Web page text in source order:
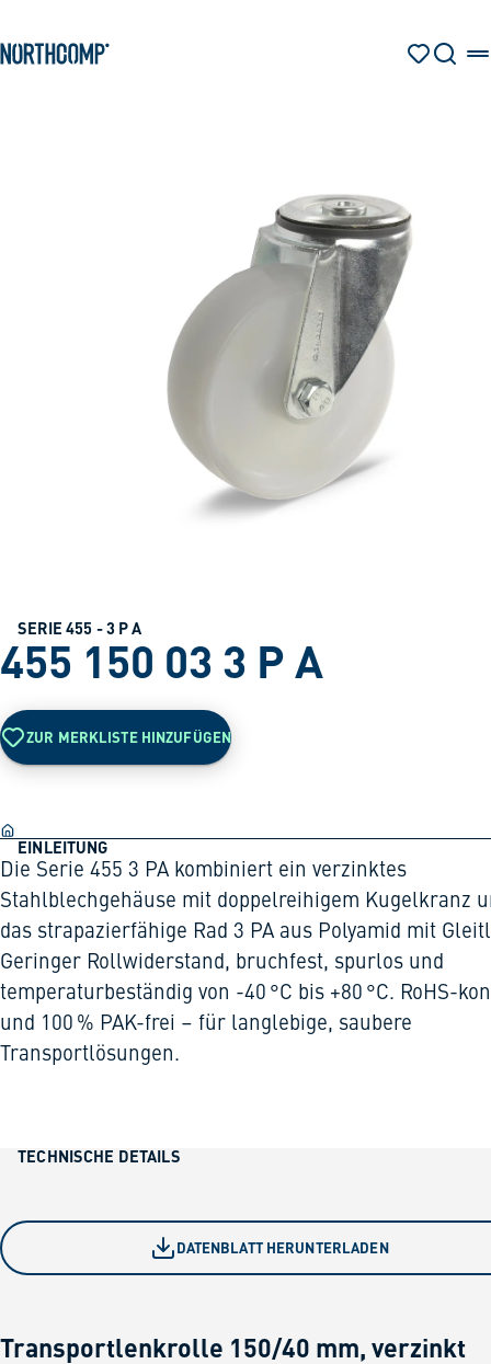
Zur Navigation springen
SUCHE
SERIE 455 - 3 P A
455 150 03 3 P A
ZUR MERKLISTE HINZUFÜGEN
EINLEITUNG
Die Serie 455 3 PA kombiniert ein verzinktes
Stahlblechgehäuse mit doppelreihigem Kugelkranz
das strapazierfähige Rad 3 PA aus Polyamid mit
Geringer Rollwiderstand, bruchfest, spurlos und
temperaturbeständig von -40 °C bis +80 °C. RoHS-
und 100 % PAK-frei – für langlebige, saubere
Transportlösungen.
TECHNISCHE DETAILS
DATENBLATT HERUNTERLADEN
Transportlenkrolle 150/40 mm, verzinkt